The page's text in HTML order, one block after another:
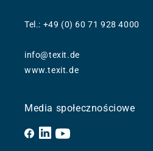
Tel.: +49 (0) 60 71 928 4000
info@texit.de
www.texit.de
Media społecznościowe
FacebookYouTube